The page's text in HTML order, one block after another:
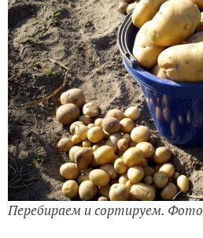
Перебираем и сортируем. Фото